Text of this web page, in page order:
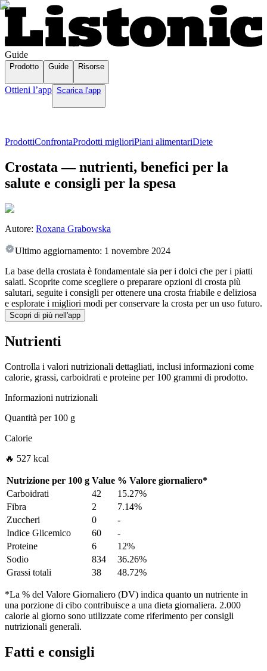
Guide
Prodotto Guide Risorse
Ottieni l’app Scarica l'app
ProdottiConfrontaProdotti miglioriPiani alimentariDiete
Crostata — nutrienti, benefici per la
salute e consigli per la spesa
Autore: Roxana Grabowska
Ultimo aggiornamento: 1 novembre 2024
La base della crostata è fondamentale sia per i dolci che per i piatti
salati. Scoprite come scegliere o preparare opzioni di crosta più
salutari, seguite i consigli per ottenere una crosta friabile e deliziosa
e esplorate i migliori modi per conservare la crosta per un uso futuro.
Scopri di più nell'app
Nutrienti
Controlla i valori nutrizionali dettagliati, inclusi informazioni come
calorie, grassi, carboidrati e proteine per 100 grammi di prodotto.
Informazioni nutrizionali
Quantità per100 g
Calorie
🔥 527 kcal
Nutrizione per 100 g Value % Valore giornaliero*
Carboidrati
42
15.27%
Fibra
2
7.14%
Zuccheri
0
-
Indice Glicemico
60
-
Proteine
6
12%
Sodio
834
36.26%
Grassi totali
38 48.72%
*La % del Valore Giornaliero (DV) indica quanto un nutriente in
una porzione di cibo contribuisce a una dieta giornaliera. 2.000
calorie al giorno sono utilizzate come riferimento per consigli
nutrizionali generali.
Fatti e consigli